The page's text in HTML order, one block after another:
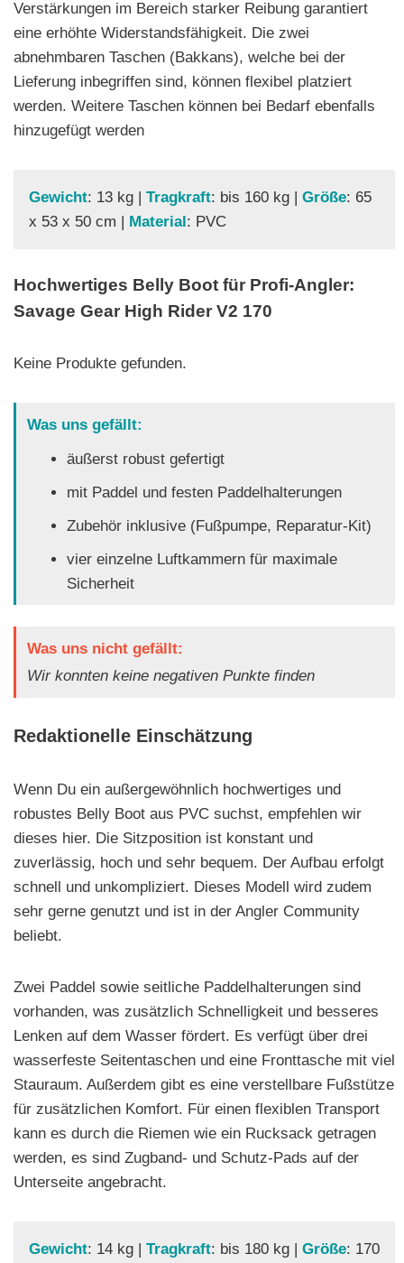
Verstärkungen im Bereich starker Reibung garantiert
eine erhöhte Widerstandsfähigkeit. Die zwei
abnehmbaren Taschen (Bakkans), welche bei der
Lieferung inbegriffen sind, können flexibel platziert
werden. Weitere Taschen können bei Bedarf ebenfalls
hinzugefügt werden
Gewicht: 13 kg | Tragkraft: bis 160 kg | Größe: 65
x 53 x 50 cm | Material: PVC
Hochwertiges Belly Boot für Profi-Angler:
Savage Gear High Rider V2 170
Keine Produkte gefunden.
Was uns gefällt:
äußerst robust gefertigt
mit Paddel und festen Paddelhalterungen
Zubehör inklusive (Fußpumpe, Reparatur-Kit)
vier einzelne Luftkammern für maximale
Sicherheit
Was uns nicht gefällt:
Wir konnten keine negativen Punkte finden
Redaktionelle Einschätzung
Wenn Du ein außergewöhnlich hochwertiges und
robustes Belly Boot aus PVC suchst, empfehlen wir
dieses hier. Die Sitzposition ist konstant und
zuverlässig, hoch und sehr bequem. Der Aufbau erfolgt
schnell und unkompliziert. Dieses Modell wird zudem
sehr gerne genutzt und ist in der Angler Community
beliebt.
Zwei Paddel sowie seitliche Paddelhalterungen sind
vorhanden, was zusätzlich Schnelligkeit und besseres
Lenken auf dem Wasser fördert. Es verfügt über drei
wasserfeste Seitentaschen und eine Fronttasche mit viel
Stauraum. Außerdem gibt es eine verstellbare Fußstütze
für zusätzlichen Komfort. Für einen flexiblen Transport
kann es durch die Riemen wie ein Rucksack getragen
werden, es sind Zugband- und Schutz-Pads auf der
Unterseite angebracht.
Gewicht: 14 kg | Tragkraft: bis 180 kg | Größe: 170